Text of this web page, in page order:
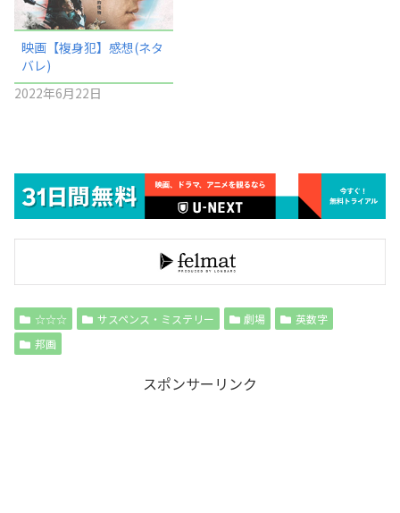
映画【複身犯】感想(ネタ
バレ)
2022年6月22日
☆☆☆ サスペンス・ミステリー 劇場
英数字
邦画
スポンサーリンク